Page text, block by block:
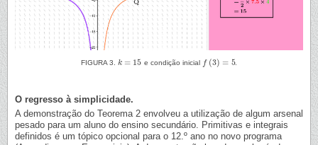
FIGURA 3. k = 15
k=15 e condição inicial f (3) = 5
f(3)=5 .
O regresso à simplicidade.
A demonstração do Teorema 2 envolveu a utilização de algum arsenal
pesado para um aluno do ensino secundário. Primitivas e integrais
definidos é um tópico opcional para o 12.º ano no novo programa